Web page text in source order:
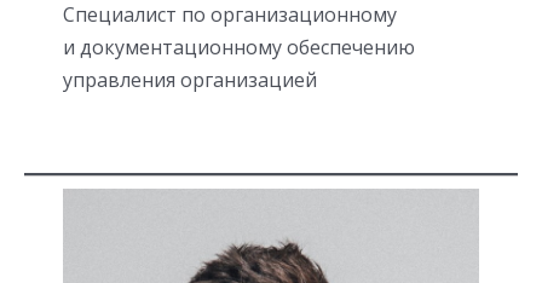
Специалист по организационному
и документационному обеспечению
управления организацией